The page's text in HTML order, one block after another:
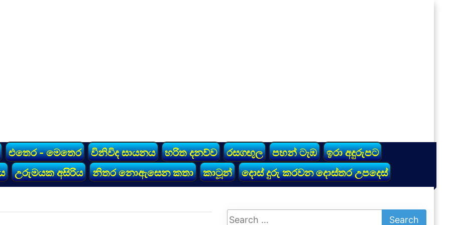
එතෙර - මෙතෙර විනිවිද සායනය හරිත දනව්ව රසගඟුල පහන් ටැඹ
ඉරා අදුරුපට
උරුමයක අසිරිය නිතර නොඇසෙන කතා කාටූන් දොස් දුරු කරවන දොස්තර උපදෙස්